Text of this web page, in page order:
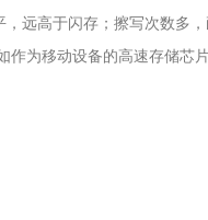
远高于闪存；擦写次数多
为移动设备的高速存储芯